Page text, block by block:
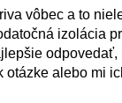
vôbec a to
izolácia
odpovedať,
alebo mi